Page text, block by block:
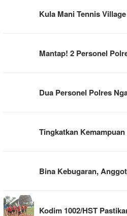
Kula Mani Tennis
Mantap! 2 Personel
Dua Personel Polres
Tingkatkan
Bina Kebugaran,
Kodim 1002/HST